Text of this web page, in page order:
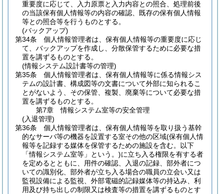
重要度に応じて、入力原票と入力内容との照合、処理前後
の当該保有個人情報等の内容の確認、既存の保有個人情報
等との照合等を行うものとする。
(バックアップ)
第34条
個人情報管理者は、保有個人情報等の重要度に応じ
て、バックアップを作成し、分散保管するために必要な措
置を講ずるものとする。
(情報システム設計書等の管理)
第35条
個人情報管理者は、保有個人情報等に係る情報シス
テムの設計書、構成図等の文書について外部に知られるこ
とがないよう、その保管、複製、廃棄等について必要な措
置を講ずるものとする。
第7章
情報システム室等の安全管理
(入退管理)
第36条
個人情報管理者は、保有個人情報等を取り扱う基幹
的なサーバ等の機器を設置する室その他の区域(保有個人情
報等を記録する媒体を保管するための施設を含む。以下
「情報システム室等」という。)に立ち入る権限を有する者
を定めるとともに、用件の確認、入退の記録、部外者につ
いての識別化、部外者が立ち入る場合の職員の立会い又は
監視設備による監視、外部電磁的記録媒体等の持込み、利
用及び持ち出しの制限又は検査等の措置を講ずるものとす